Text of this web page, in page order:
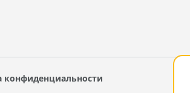
конфиденциальности